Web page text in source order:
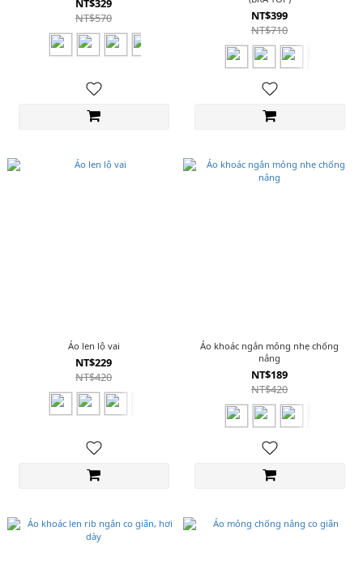
NT$329
NT$570
NT$399
NT$710
Áo len lộ vai
NT$229
NT$420
Áo khoác ngắn mỏng nhẹ chống
nắng
NT$189
NT$420